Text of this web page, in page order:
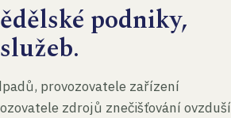
podniky,
provozovatele zařízení
zdrojů znečišťování ovzduší